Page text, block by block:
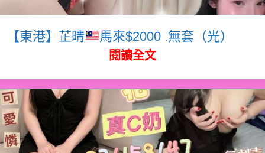
【東港】芷晴 馬來$2000 .無套（光）
閱讀全文